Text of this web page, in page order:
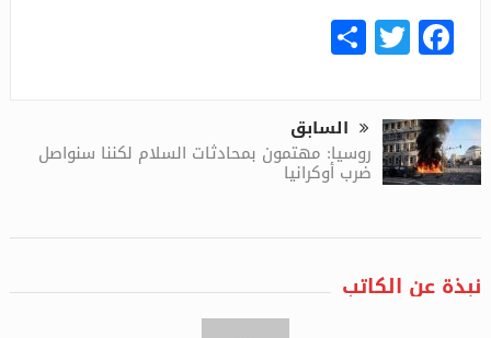
Facebook
Twitter
Share
السابق
روسيا: مهتمون بمحادثات السلام لكننا سنواصل
ضرب أوكرانيا
نبذة عن الكاتب